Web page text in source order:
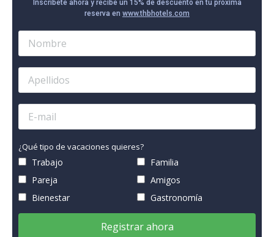
Inscríbete ahora y recibe un 15% de descuento en tu próxima
reserva en www.thbhotels.com
¿Qué tipo de vacaciones quieres?
Trabajo
Familia
Pareja
Amigos
Bienestar
Gastronomía
Registrar ahora